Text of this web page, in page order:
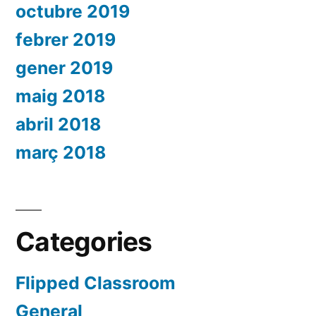
octubre 2019
febrer 2019
gener 2019
maig 2018
abril 2018
març 2018
Categories
Flipped Classroom
General